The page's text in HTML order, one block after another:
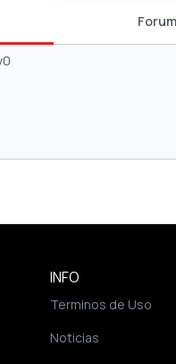
INFO
Terminos de Uso
Noticias